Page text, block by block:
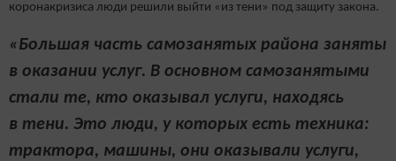
коронакризиса люди решили выйти «из тени» под защиту закона.
«Большая часть самозанятых района заняты
в оказании услуг. В основном самозанятыми
стали те, кто оказывал услуги, находясь
в тени. Это люди, у которых есть техника:
трактора, машины, они оказывали услуги,